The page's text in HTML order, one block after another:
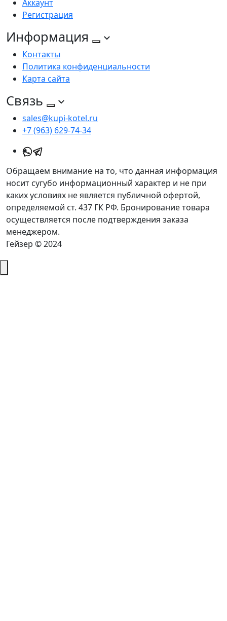
Аккаунт
Регистрация
Информация
Контакты
Политика конфиденциальности
Карта сайта
Связь
sales@kupi-kotel.ru
+7 (963) 629-74-34
Обращаем внимание на то, что данная информация
носит сугубо информационный характер и не при
каких условиях не является публичной офертой,
определяемой ст. 437 ГК РФ. Бронирование товара
осуществляется после подтверждения заказа
менеджером.
Гейзер © 2024